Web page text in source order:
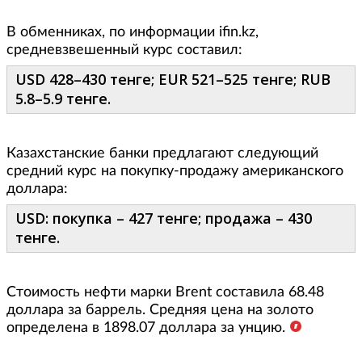
В обменниках, по информации ifin.kz,
средневзвешенный курс составил:
USD 428–430 тенге; EUR 521–525 тенге; RUB
5.8–5.9 тенге.
Казахстанские банки предлагают следующий
средний курс на покупку-продажу американского
доллара:
USD: покупка – 427 тенге; продажа – 430
тенге.
Стоимость нефти марки Brent составила 68.48
доллара за баррель. Средняя цена на золото
определена в 1898.07 доллара за унцию.